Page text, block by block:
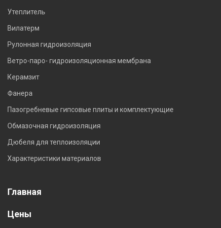
Утеплитель
Вилатерм
Рулонная гидроизоляция
Ветро-паро- гидроизоляционная мембрана
Керамзит
Фанера
Пазогребневые гипсовые плиты и комплектующие
Обмазочная гидроизоляция
Дюбеля для теплоизоляции
Характеристики материалов
Главная
Цены